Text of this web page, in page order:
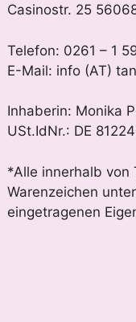
Casinostr. 25
Telefon: 0261 – 1
E-Mail: info (AT)
Inhaberin: Monika
USt.IdNr.: DE
*Alle innerhalb von
Warenzeichen
eingetragenen